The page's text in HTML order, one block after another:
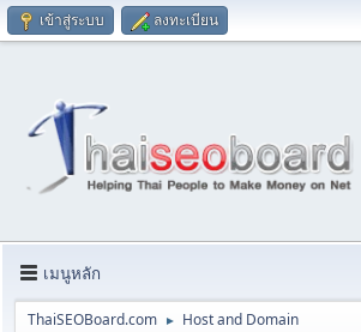
เข้าสู่ระบบ ลงทะเบียน
เมนูหลัก
ThaiSEOBoard.com ► Host and Domain